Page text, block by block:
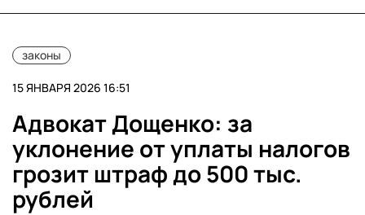
законы
15 ЯНВАРЯ 2026 16:51
Адвокат Дощенко: за
уклонение от уплаты налогов
грозит штраф до 500 тыс.
рублей